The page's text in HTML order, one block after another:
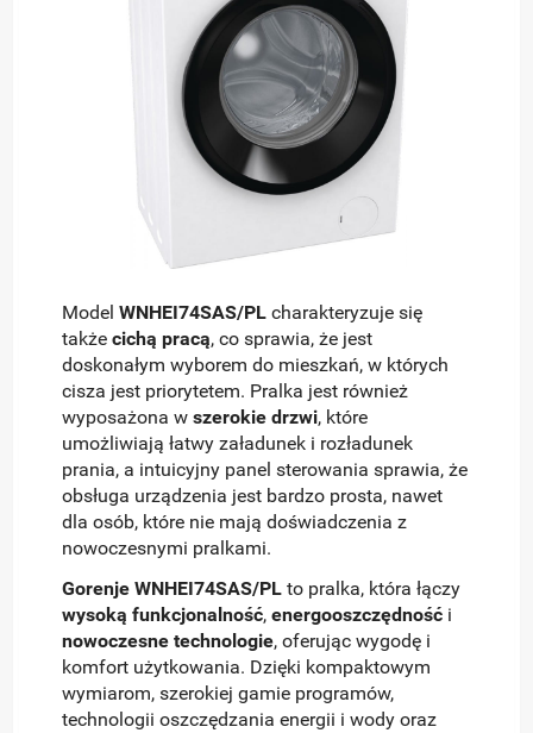
ModelWNHEI74SAS/PL charakteryzuje się
takżecichą pracą, co sprawia, że jest
doskonałym wyborem do mieszkań, w których
cisza jest priorytetem. Pralka jest również
wyposażona wszerokie drzwi, które
umożliwiają łatwy załadunek i rozładunek
prania, a intuicyjny panel sterowania sprawia, że
obsługa urządzenia jest bardzo prosta, nawet
dla osób, które nie mają doświadczenia z
nowoczesnymi pralkami.
Gorenje WNHEI74SAS/PL to pralka, która łączy
wysoką funkcjonalność,energooszczędność i
nowoczesne technologie, oferując wygodę i
komfort użytkowania. Dzięki kompaktowym
wymiarom, szerokiej gamie programów,
technologii oszczędzania energii i wody oraz